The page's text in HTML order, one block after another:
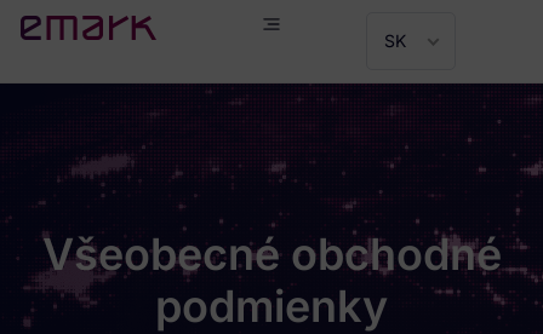
SK
Všeobecné obchodné
podmienky